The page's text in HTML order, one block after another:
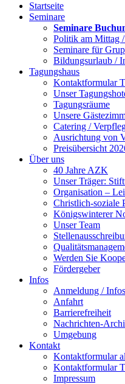
Startseite
Seminare
Seminare
Politik am Mittag
Seminare für
Bildungsurlaub /
Tagungshaus
Kontaktformular
Unser
Tagungsräume
Unsere
Catering /
Ausrichtung von
Preisübersicht
Über uns
40 Jahre AZK
Unser Träger:
Organisation –
Christlich-soziale
Königswinterer
Unser Team
Werden Sie
Fördergeber
Infos
Anmeldung / Infos
Anfahrt
Barrierefreiheit
Nachrichten-
Umgebung
Kontakt
Kontaktformular
Kontaktformular
Impressum